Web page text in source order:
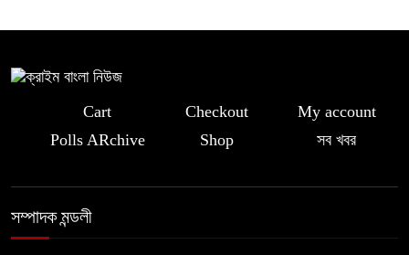
Cart Checkout
My account
Polls ARchive
Shop সব খবর
সম্পাদক মন্ডলী